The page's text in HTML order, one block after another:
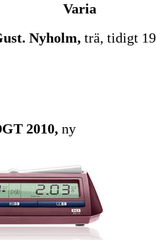
Varia
Nyholm, trä, tidigt
2010, ny